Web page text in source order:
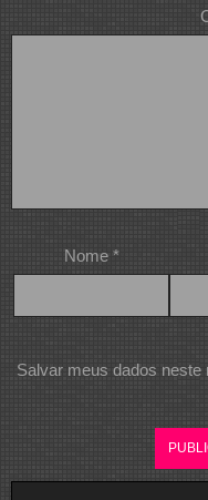
Nome *
Salvar meus dados